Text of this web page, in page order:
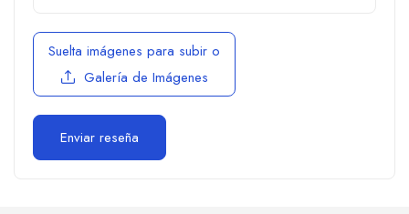
Suelta imágenes para subir o
Galería de Imágenes